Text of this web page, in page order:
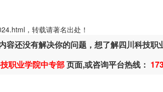
，转载请著名出处！
容还没有解决你的问题，想了解四川科技职
职业学院中专部页面,或咨询平台热线：